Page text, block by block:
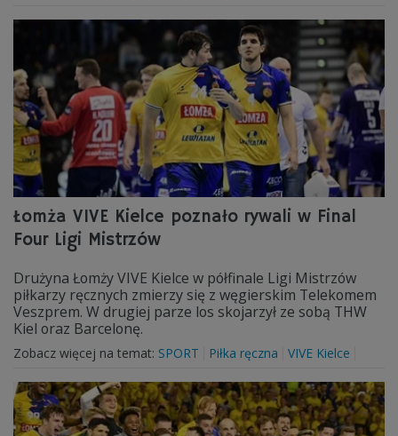
Łomża VIVE Kielce poznało rywali w Final
Four Ligi Mistrzów
Drużyna Łomży VIVE Kielce w półfinale Ligi Mistrzów
piłkarzy ręcznych zmierzy się z węgierskim Telekomem
Veszprem. W drugiej parze los skojarzył ze sobą THW
Kiel oraz Barcelonę.
Zobacz więcej na temat: SPORT Piłka ręczna VIVE Kielce